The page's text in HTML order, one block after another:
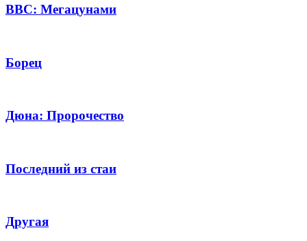
BBC: Мегацунами
Борец
Дюна: Пророчество
Последний из стаи
Другая